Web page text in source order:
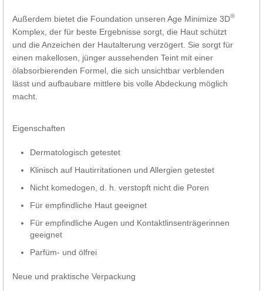
Außerdem bietet die Foundation unseren Age Minimize 3D®
Komplex, der für beste Ergebnisse sorgt, die Haut schützt
und die Anzeichen der Hautalterung verzögert. Sie sorgt für
einen makellosen, jünger aussehenden Teint mit einer
ölabsorbierenden Formel, die sich unsichtbar verblenden
lässt und aufbaubare mittlere bis volle Abdeckung möglich
macht.
Eigenschaften
Dermatologisch getestet
Klinisch auf Hautirritationen und Allergien getestet
Nicht komedogen, d. h. verstopft nicht die Poren
Für empfindliche Haut geeignet
Für empfindliche Augen und Kontaktlinsenträgerinnen
geeignet
Parfüm- und ölfrei
Neue und praktische Verpackung